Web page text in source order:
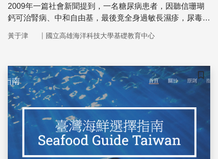
2009年一篇社會新聞提到，一名糖尿病患者，因聽信珊瑚
鈣可治腎病、中和自由基，最後竟全身過敏長濕疹，尿毒也
何珊瑚鈣會引起患者的過敏反應？其成分與製作過程為何？
黃于津 ｜ 國立高雄海洋科技大學基礎教育中心
儲存